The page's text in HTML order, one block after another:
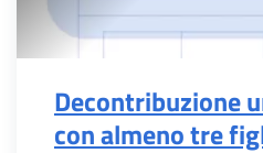
Decontribuzione
con almeno tre